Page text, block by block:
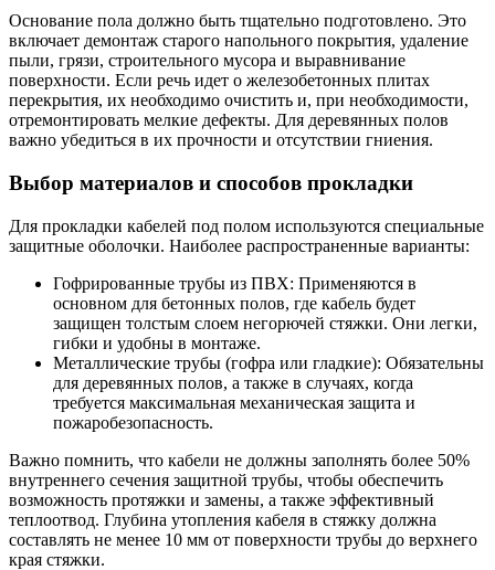
Основание пола должно быть тщательно подготовлено. Это
включает демонтаж старого напольного покрытия, удаление
пыли, грязи, строительного мусора и выравнивание
поверхности. Если речь идет о железобетонных плитах
перекрытия, их необходимо очистить и, при необходимости,
отремонтировать мелкие дефекты. Для деревянных полов
важно убедиться в их прочности и отсутствии гниения.
Выбор материалов и способов прокладки
Для прокладки кабелей под полом используются специальные
защитные оболочки. Наиболее распространенные варианты:
Гофрированные трубы из ПВХ: Применяются в
основном для бетонных полов, где кабель будет
защищен толстым слоем негорючей стяжки. Они легки,
гибки и удобны в монтаже.
Металлические трубы (гофра или гладкие): Обязательны
для деревянных полов, а также в случаях, когда
требуется максимальная механическая защита и
пожаробезопасность.
Важно помнить, что кабели не должны заполнять более 50%
внутреннего сечения защитной трубы, чтобы обеспечить
возможность протяжки и замены, а также эффективный
теплоотвод. Глубина утопления кабеля в стяжку должна
составлять не менее 10 мм от поверхности трубы до верхнего
края стяжки.